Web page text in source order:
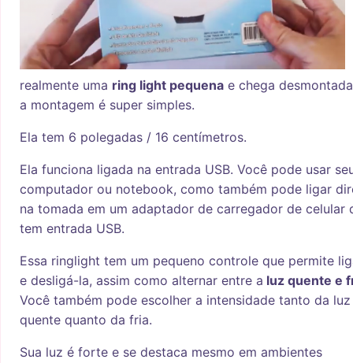
realmente uma ring light pequena e chega
a montagem é super simples.
Ela tem 6 polegadas / 16 centímetros.
Ela funciona ligada na entrada USB. Você pode usar
computador ou notebook, como também pode ligar
na tomada em um adaptador de carregador de celular
tem entrada USB.
Essa ringlight tem um pequeno controle que permite
e desligá-la, assim como alternar entre a luz quente e
Você também pode escolher a intensidade tanto da luz
quente quanto da fria.
Sua luz é forte e se destaca mesmo em ambientes